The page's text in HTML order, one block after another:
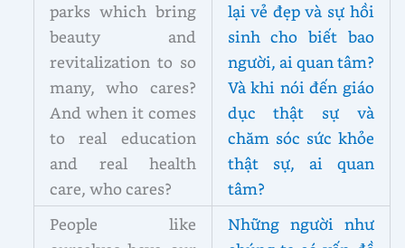
parks which bring
beauty and
revitalization to so
many, who cares?
And when it comes
to real education
and real health
care, who cares?
lại vẻ đẹp và sự hồi
sinh cho biết bao
người, ai quan tâm?
Và khi nói đến giáo
dục thật sự và
chăm sóc sức khỏe
thật sự, ai quan
tâm?
People like
Những người như